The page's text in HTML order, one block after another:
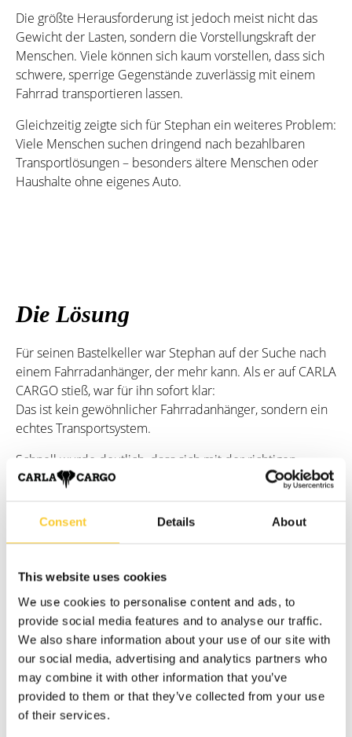
Consent Details About
This website uses cookies
We use cookies to personalise content and ads, to
provide social media features and to analyse our traffic.
We also share information about your use of our site with
our social media, advertising and analytics partners who
may combine it with other information that you’ve
provided to them or that they’ve collected from your use
of their services.
Die größte Herausforderung ist jedoch meist nicht das
Gewicht der Lasten, sondern die Vorstellungskraft der
Menschen. Viele können sich kaum vorstellen, dass sich
schwere, sperrige Gegenstände zuverlässig mit einem
Fahrrad transportieren lassen.
Gleichzeitig zeigte sich für Stephan ein weiteres Problem:
Viele Menschen suchen dringend nach bezahlbaren
Transportlösungen – besonders ältere Menschen oder
Haushalte ohne eigenes Auto.
Die Lösung
Für seinen Bastelkeller war Stephan auf der Suche nach
einem Fahrradanhänger, der mehr kann. Als er auf CARLA
CARGO stieß, war für ihn sofort klar:
Das ist kein gewöhnlicher Fahrradanhänger, sondern ein
echtes Transportsystem.
Schnell wurde deutlich, dass sich mit der richtigen
Ausrüstung und der passenden Einstellung eine ideale
bezahlbare, nachhaltige und zuverlässige Transporte
jedem zufriedenen Kunden wurde bewiesen, dass diese
Idee funktioniert.
Heute stehtLasten-Zauberfür echten Service,
maßgeschneiderte Lösungen und nachhaltige Mobilität
mitten in Krefeld.